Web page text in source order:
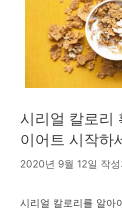
시리얼 칼로리
이어트 시작하
2020년 9월 12일 작
시리얼 칼로리를 알아